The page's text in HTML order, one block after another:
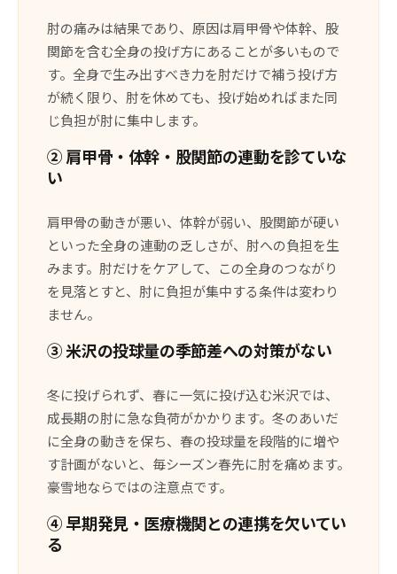
肘の痛みは結果であり、原因は肩甲骨や体幹、股
関節を含む全身の投げ方にあることが多いもので
す。全身で生み出すべき力を肘だけで補う投げ方
が続く限り、肘を休めても、投げ始めればまた同
じ負担が肘に集中します。
② 肩甲骨・体幹・股関節の連動を診ていな
い
肩甲骨の動きが悪い、体幹が弱い、股関節が硬い
といった全身の連動の乏しさが、肘への負担を生
みます。肘だけをケアして、この全身のつながり
を見落とすと、肘に負担が集中する条件は変わり
ません。
③ 米沢の投球量の季節差への対策がない
冬に投げられず、春に一気に投げ込む米沢では、
成長期の肘に急な負荷がかかります。冬のあいだ
に全身の動きを保ち、春の投球量を段階的に増や
す計画がないと、毎シーズン春先に肘を痛めます。
豪雪地ならではの注意点です。
④ 早期発見・医療機関との連携を欠いてい
る